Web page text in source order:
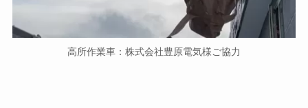
高所作業車：株式会社豊原電気様ご協力